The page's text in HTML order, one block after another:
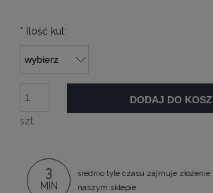
* Ilość kul:
szt.
DODAJ DO
3
MIN
średnio tyle czasu zajmuje
naszym sklepie